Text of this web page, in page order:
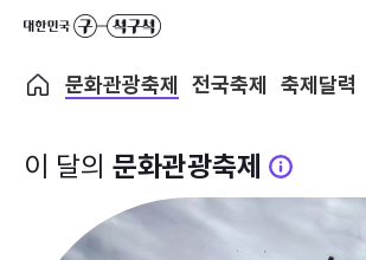
문화관광축제 전국축제 축제달력
이 달의 문화관광축제